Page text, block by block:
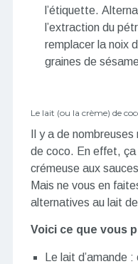
l’étiquette.
l’extraction du
remplacer la noix
graines de
Le lait (ou la crème) de
Il y a de
de coco. En effet, ça
crémeuse aux
Mais ne vous en
alternatives au lait
Voici ce que vous
Le lait d’amande